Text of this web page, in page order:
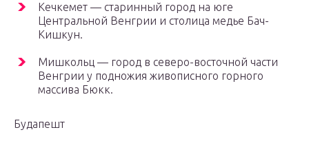
Кечкемет — старинный город на юге
Центральной Венгрии и столица медье Бач-
Кишкун.
Мишкольц — город в северо-восточной части
Венгрии у подножия живописного горного
массива Бюкк.
Будапешт